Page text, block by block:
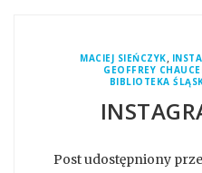
MACIEJ SIEŃCZYK,
GEOFFREY
BIBLIOTEKA
Post udostępniony